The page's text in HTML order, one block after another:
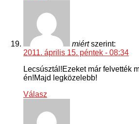
miért szerint:
2011. április 15. péntek - 08:34
Lecsúsztál!Ezeket már felvették
én!Majd legközelebb!
Válasz